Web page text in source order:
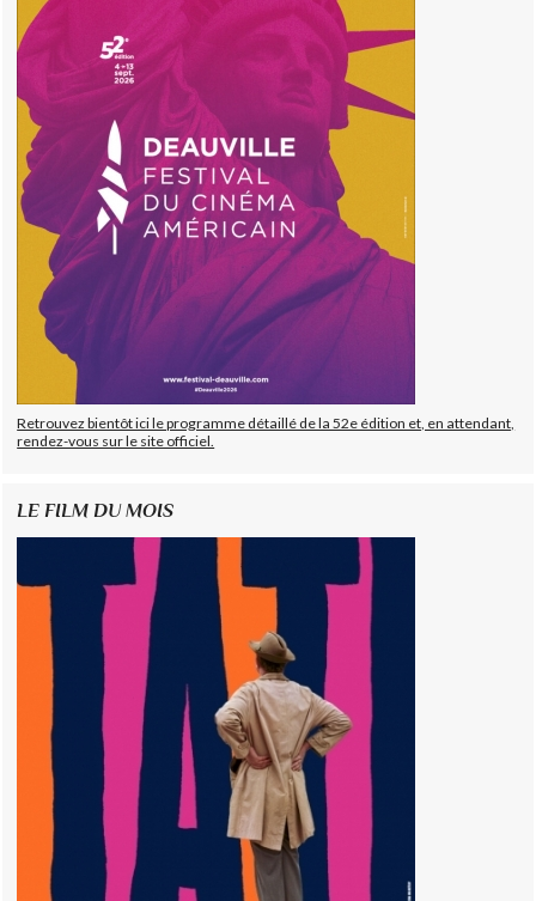
Retrouvez bientôt ici le programme détaillé de la 52e édition et, en attendant,
rendez-vous sur le site officiel.
LE FILM DU MOIS